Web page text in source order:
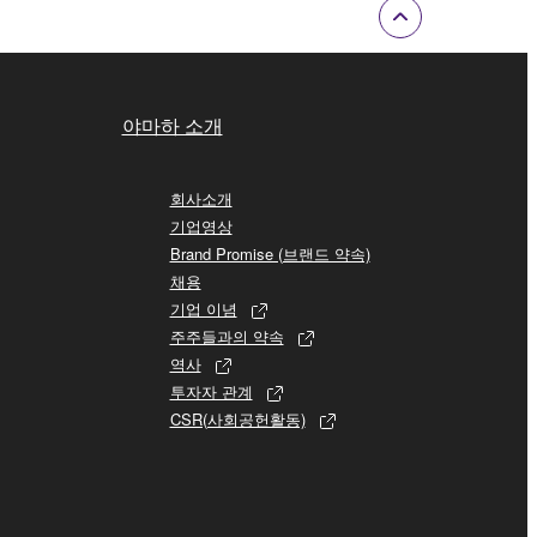
야마하 소개
회사소개
기업영상
Brand Promise (브랜드 약속)
채용
기업 이념
주주들과의 약속
역사
투자자 관계
CSR(사회공헌활동)